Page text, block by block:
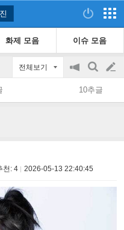
화제 모음 이슈 모음
전체보기
공
지
on/off
검
색
글
쓰
10추글
천: 4 2026-05-13 22:40:45